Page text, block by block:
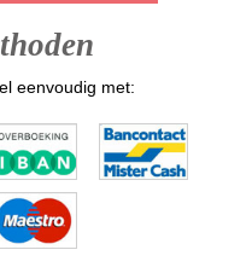
eenvoudig met: